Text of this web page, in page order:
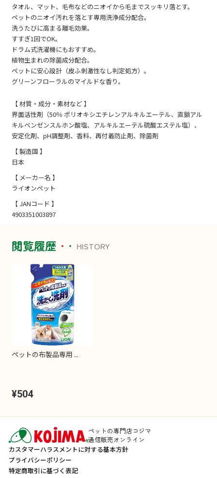
タオル、マット、毛布などのニオイから毛までスッキリ落とす。
ペットのニオイ汚れを落とす専用洗浄成分配合。
洗うたびに高まる離毛効果。
すすぎ1回でOK。
ドラム式洗濯機にもおすすめ。
植物生まれの除菌成分配合。
ペットに安心設計（皮ふ刺激性なし判定処方）。
グリーンフローラルのマイルドな香り。
【 材質・成分・素材など 】
界面活性剤（50％ ポリオキシエチレンアルキルエーテル、直鎖アル
キルベンゼンスルホン酸塩、アルキルエーテル硫酸エステル塩）、
安定化剤、pH調整剤、香料、再付着防止剤、除菌剤
【 製造国 】
日本
【 メーカー名 】
ライオンペット
【 JANコード 】
4903351003897
閲覧履歴 HISTORY
ペットの布製品専用 ...
¥504
ペットの専門店コジマ
通信販売オンライン
カスタマーハラスメントに対する基本方針
プライバシーポリシー
特定商取引に基づく表記